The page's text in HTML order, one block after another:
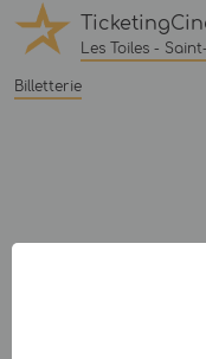
Les Toiles -
Billetterie